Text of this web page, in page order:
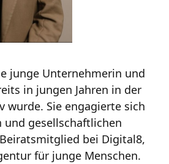
junge Unternehmerin und
in jungen Jahren in der
wurde. Sie engagierte sich
gesellschaftlichen
bei Digital8,
für junge Menschen.